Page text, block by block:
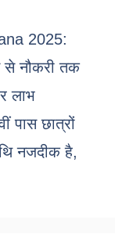
2025:
से नौकरी तक
लाभ
पास छात्रों
नजदीक है,